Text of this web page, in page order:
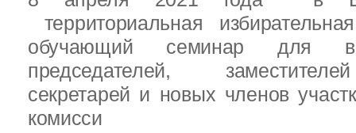
территориальная
обучающий семинар для
председателей,
секретарей и новых членов
комисси